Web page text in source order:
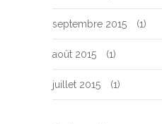
septembre 2015 (1)
août 2015 (1)
juillet 2015 (1)